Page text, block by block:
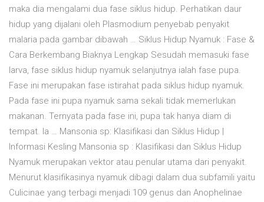
maka dia mengalami dua fase siklus hidup. Perhatikan daur
hidup yang dijalani oleh Plasmodium penyebab penyakit
malaria pada gambar dibawah … Siklus Hidup Nyamuk : Fase &
Cara Berkembang Biaknya Lengkap Sesudah memasuki fase
larva, fase siklus hidup nyamuk selanjutnya ialah fase pupa.
Fase ini merupakan fase istirahat pada siklus hidup nyamuk.
Pada fase ini pupa nyamuk sama sekali tidak memerlukan
makanan. Ternyata pada fase ini, pupa tak hanya diam di
tempat. Ia … Mansonia sp: Klasifikasi dan Siklus Hidup |
Informasi Kesling Mansonia sp : Klasifikasi dan Siklus Hidup
Nyamuk merupakan vektor atau penular utama dari penyakit.
Menurut klasifikasinya nyamuk dibagi dalam dua subfamili yaitu
Culicinae yang terbagi menjadi 109 genus dan Anophelinae